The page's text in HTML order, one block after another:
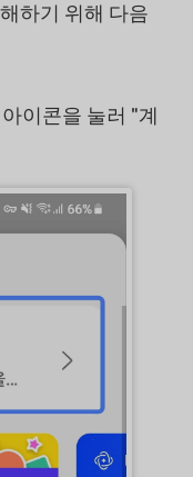
하기 위해 다음
이콘을 눌러 "계